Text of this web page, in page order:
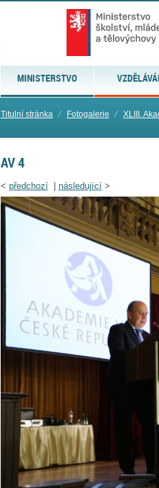
MINISTERSTVO
Titulní stránka ⁄ Fotogalerie ⁄ XLIII.
AV 4
< předchozí| následující>